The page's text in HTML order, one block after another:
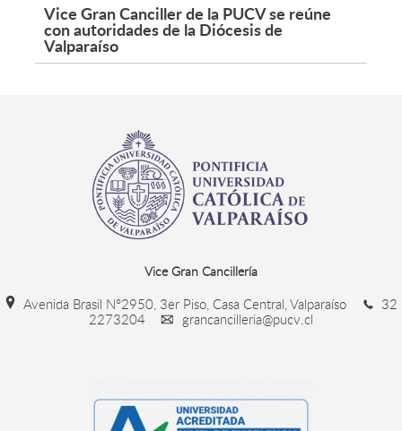
Vice Gran Canciller de la PUCV se reúne
con autoridades de la Diócesis de
Valparaíso
Vice Gran Cancillería
Avenida Brasil N°2950, 3er Piso, Casa Central, Valparaíso
32
2273204
grancancilleria@pucv.cl